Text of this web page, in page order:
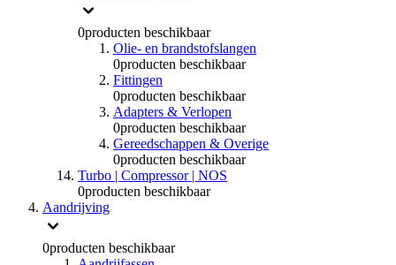
0producten beschikbaar
Olie- en brandstofslangen
0producten beschikbaar
Fittingen
0producten beschikbaar
Adapters & Verlopen
0producten beschikbaar
Gereedschappen & Overige
0producten beschikbaar
Turbo | Compressor | NOS
0producten beschikbaar
Aandrijving
0producten beschikbaar